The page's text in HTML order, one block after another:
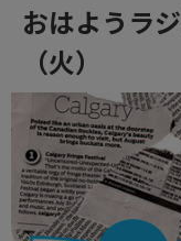
おはようラ
（火）